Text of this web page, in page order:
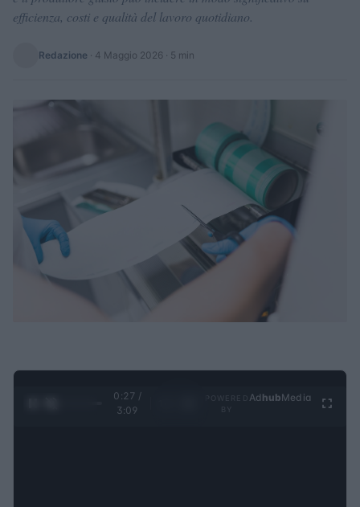
efficienza, costi e qualità del lavoro quotidiano.
Redazione · 4 Maggio 2026 · 5 min
0:28 /
3:09
Ad hubMedia